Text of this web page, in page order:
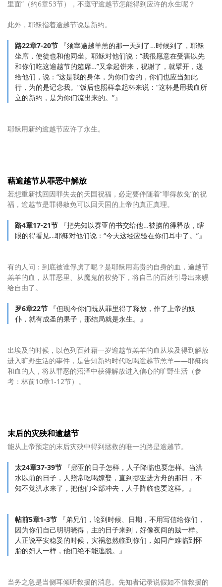
里面”（约6章53节），不遵守逾越节怎能得到应许的永生呢？
此外，耶稣指着逾越节说是新约。
路22章7-20节 『须宰逾越羊羔的那一天到了…时候到了，耶稣
坐席，使徒也和他同坐。耶稣对他们说：“我很愿意在受害以先
和你们吃这逾越节的筵席…”又拿起饼来，祝谢了，就擘开，递
给他们，说：“这是我的身体，为你们舍的，你们也应当如此
行，为的是记念我。”饭后也照样拿起杯来说：“这杯是用我血所
立的新约，是为你们流出来的。”』
耶稣用新约逾越节应许了永生。
藉逾越节从罪恶中解放
若想重新找回因罪失去的天国祝福，必定要伴随着“罪得赦免”的祝
福，逾越节是罪得赦免可以回天国的上帝的真正真理。
路4章17-21节 『把先知以赛亚的书交给他…被掳的得释放，瞎
眼的得看见…耶稣对他们说：“今天这经应验在你们耳中了。”』
有的人问：到底被谁俘虏了呢？是耶稣用高贵的自身的血，逾越节
羔羊的血，从罪恶里、从魔鬼的权势下，将自己的百姓引导出来赐
给自由了。
罗6章22节 『但现今你们既从罪里得了释放，作了上帝的奴
仆，就有成圣的果子，那结局就是永生。』
出埃及的时候，以色列百姓藉一岁逾越节羔羊的血从埃及得到解放
进入旷野生活的事件，是告知新约时代吃喝逾越节羔羊——耶稣肉
和血的人，将从罪恶的沼泽中获得解放进入信心的旷野生活（参
考：林前10章1-12节）。
末后的灾殃和逾越节
能从上帝预定的末后灾殃中得到拯救的唯一的路是逾越节。
太24章37-39节 『挪亚的日子怎样，人子降临也要怎样。当洪
水以前的日子，人照常吃喝嫁娶，直到挪亚进方舟的那日，不
知不觉洪水来了，把他们全部冲去，人子降临也要这样。』
帖前5章1-3节 『弟兄们，论到时候、日期，不用写信给你们，
因为你们自己明明晓得，主的日子来到，好像夜间的贼一样。
人正说平安稳妥的时候，灾祸忽然临到你们，如同产难临到怀
胎的妇人一样，他们绝不能逃脱。』
当务之急是当侧耳倾听救援的消息。先知者记录说假如不信救援的